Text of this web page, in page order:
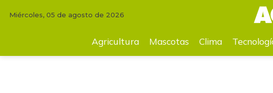
Conozca los resultados de las loterías del Valle, Manizales y del
Miércoles, 05 de agosto de 2026
Agricultura Mascotas Clima